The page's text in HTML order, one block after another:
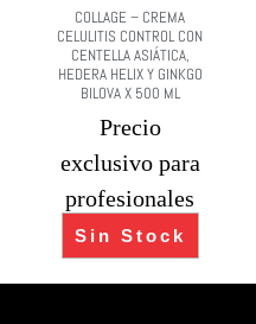
COLLAGE – CREMA
CELULITIS CONTROL CON
CENTELLA ASIÁTICA,
HEDERA HELIX Y GINKGO
BILOVA X 500 ML
Precio
exclusivo para
profesionales
Sin Stock